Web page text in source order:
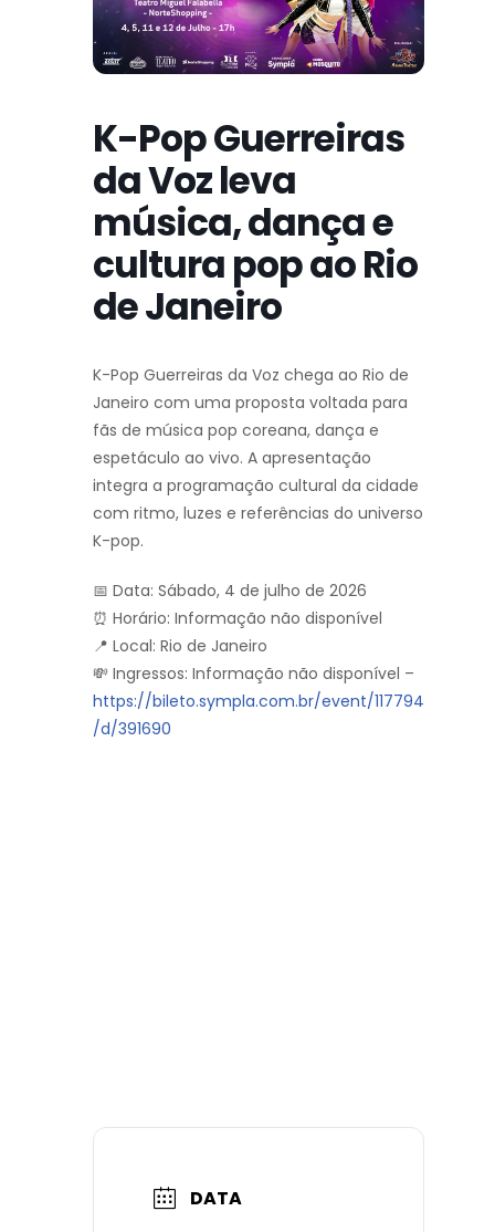
K-Pop Guerreiras
da Voz leva
música, dança e
cultura pop ao Rio
de Janeiro
K-Pop Guerreiras da Voz chega ao Rio de
Janeiro com uma proposta voltada para
fãs de música pop coreana, dança e
espetáculo ao vivo. A apresentação
integra a programação cultural da cidade
com ritmo, luzes e referências do universo
K-pop.
📅 Data: Sábado, 4 de julho de 2026
⏰ Horário: Informação não disponível
📍 Local: Rio de Janeiro
💸 Ingressos: Informação não disponível –
https://bileto.sympla.com.br/event/117794
/d/391690
DATA